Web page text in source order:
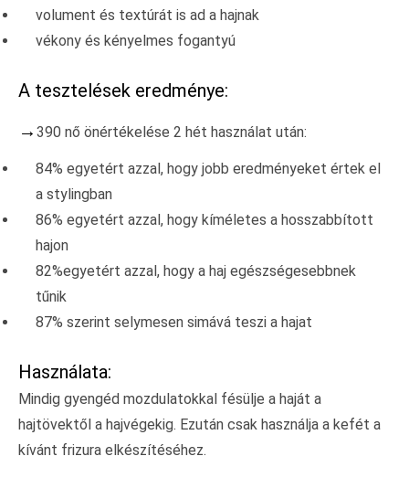
volument és textúrát is ad a hajnak
vékony és kényelmes fogantyú
A tesztelések eredménye:
→ 390 nő önértékelése 2 hét használat után:
84% egyetért azzal, hogy jobb eredményeket értek el
a stylingban
86% egyetért azzal, hogy kíméletes a hosszabbított
hajon
82%egyetért azzal, hogy a haj egészségesebbnek
tűnik
87% szerint selymesen simává teszi a hajat
Használata:
Mindig gyengéd mozdulatokkal fésülje a haját a
hajtövektől a hajvégekig. Ezután csak használja a kefét a
kívánt frizura elkészítéséhez.